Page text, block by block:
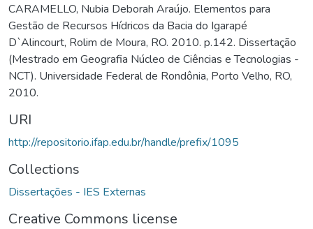
CARAMELLO, Nubia Deborah Araújo. Elementos para
Gestão de Recursos Hídricos da Bacia do Igarapé
D`Alincourt, Rolim de Moura, RO. 2010. p.142. Dissertação
(Mestrado em Geografia Núcleo de Ciências e Tecnologias -
NCT). Universidade Federal de Rondônia, Porto Velho, RO,
2010.
URI
http://repositorio.ifap.edu.br/handle/prefix/1095
Collections
Dissertações - IES Externas
Creative Commons license